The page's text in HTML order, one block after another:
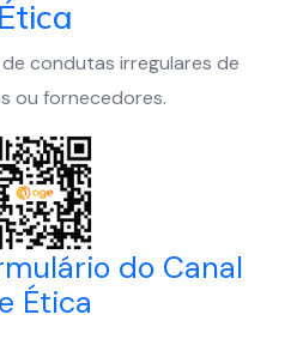
Ética
condutas irregulares de
ou fornecedores.
do Canal
Ética